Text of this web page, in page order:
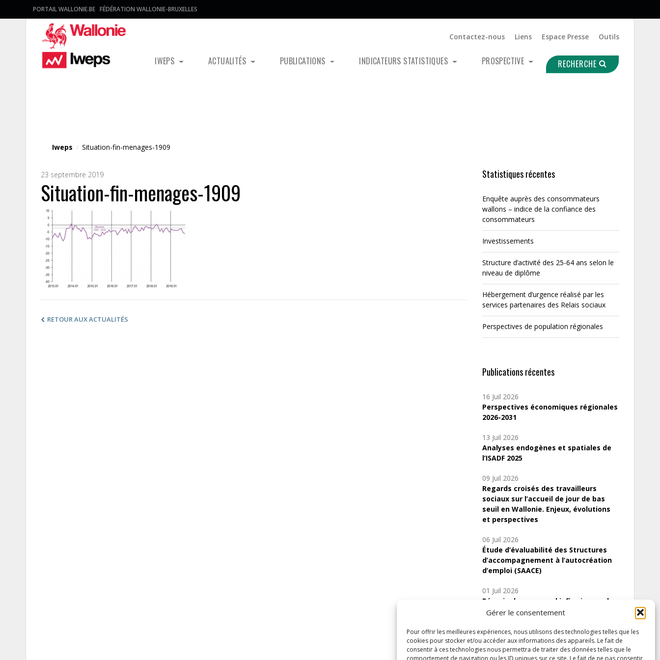
Gérer le consentement
Pour offrir les meilleures expériences, nous utilisons des technologies telles que les
cookies pour stocker et/ou accéder aux informations des appareils. Le fait de
consentir à ces technologies nous permettra de traiter des données telles que le
comportement de navigation ou les ID uniques sur ce site. Le fait de ne pas consentir
PORTAIL WALLONIE.BE FÉDÉRATION WALLONIE-BRUXELLES
Contactez-nous Liens Espace Presse Outils
IWEPS ACTUALITÉS PUBLICATIONS INDICATEURS STATISTIQUES PROSPECTIVE RECHERCHE
Iweps / Situation-fin-menages-1909
23 septembre 2019
Situation-fin-menages-1909
RETOUR AUX ACTUALITÉS
Statistiques récentes
Enquête auprès des consommateurs
wallons – indice de la confiance des
consommateurs
Investissements
Structure d’activité des 25-64 ans selon le
niveau de diplôme
Hébergement d’urgence réalisé par les
services partenaires des Relais sociaux
Perspectives de population régionales
Publications récentes
16 Juil 2026
Perspectives économiques régionales
2026-2031
13 Juil 2026
Analyses endogènes et spatiales de
l’ISADF 2025
09 Juil 2026
Regards croisés des travailleurs
sociaux sur l’accueil de jour de bas
seuil en Wallonie. Enjeux, évolutions
et perspectives
06 Juil 2026
Étude d’évaluabilité des Structures
d’accompagnement à l’autocréation
d’emploi (SAACE)
01 Juil 2026
Pénurie du personnel infirmier :quels
indicateurs d’offre de soins pour